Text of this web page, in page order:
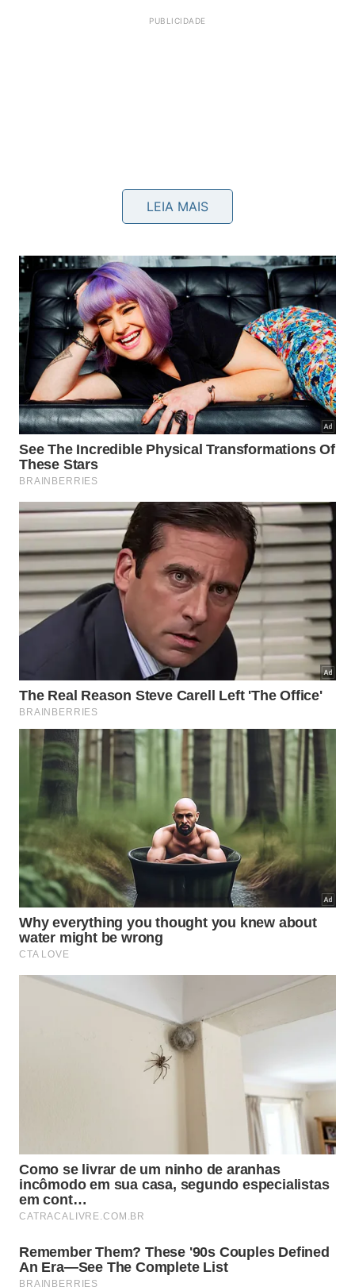
Nossas opiniões, intenções e reações voluntárias
estão totalmente sob nossa gerência direta. Por
outro lado, o comportamento alheio, o trânsito
caótico e o clima sãofatores incontroláveisque
exigem total aceitação para preservar nosso valioso
equilíbrio mentaldiário.
Abaixo, um vídeo do
canal Brasil Escola Oficial no
YouTubeque aprofunda os pontos discutidos neste
tema:
Como aplicar esse macete estoico
na prática?
A aplicação exige um policiamento mental severo
diante de cada contratempo inesperado que surge
na rotina. Sempre que uma crise surgir, você deve
se perguntar imediatamente se possui os meios
reais para exercer algumainfluência direta
Caso a resposta seja negativa, a única atitude
inteligente é deixar a preocupação de lado sem
hesitar. Esse processo contínuo de triagem protege
sua mente contra a terrívelsobrecarga psicológica,
cultivando uma bem-vinda e duradouraestabilidade
emocional.
LEIA MAIS